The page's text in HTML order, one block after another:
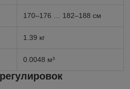
170–176 … 182–188 см
1.39 кг
0.0048 м³